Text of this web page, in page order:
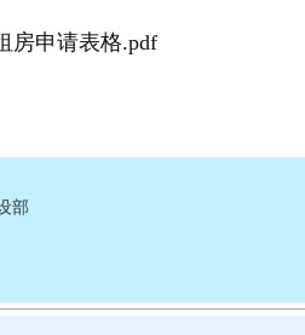
房申请表格.pdf
部